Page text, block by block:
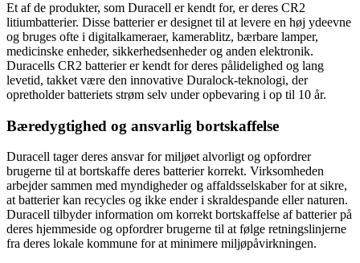
Et af de produkter, som Duracell er kendt for, er deres CR2
litiumbatterier. Disse batterier er designet til at levere en høj ydeevne
og bruges ofte i digitalkameraer, kamerablitz, bærbare lamper,
medicinske enheder, sikkerhedsenheder og anden elektronik.
Duracells CR2 batterier er kendt for deres pålidelighed og lang
levetid, takket være den innovative Duralock-teknologi, der
opretholder batteriets strøm selv under opbevaring i op til 10 år.
Bæredygtighed og ansvarlig bortskaffelse
Duracell tager deres ansvar for miljøet alvorligt og opfordrer
brugerne til at bortskaffe deres batterier korrekt. Virksomheden
arbejder sammen med myndigheder og affaldsselskaber for at sikre,
at batterier kan recycles og ikke ender i skraldespande eller naturen.
Duracell tilbyder information om korrekt bortskaffelse af batterier på
deres hjemmeside og opfordrer brugerne til at følge retningslinjerne
fra deres lokale kommune for at minimere miljøpåvirkningen.